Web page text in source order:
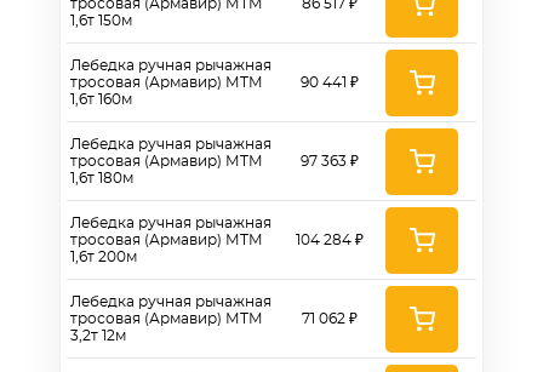
тросовая (Армавир) МТМ
1,6т 150м
Лебедка ручная рычажная
тросовая (Армавир) МТМ
1,6т 160м
Лебедка ручная рычажная
тросовая (Армавир) МТМ
1,6т 180м
Лебедка ручная рычажная
тросовая (Армавир) МТМ
1,6т 200м
Лебедка ручная рычажная
тросовая (Армавир) МТМ
3,2т 12м
86 517 ₽
90 441 ₽
97 363 ₽
104 284 ₽
71 062 ₽